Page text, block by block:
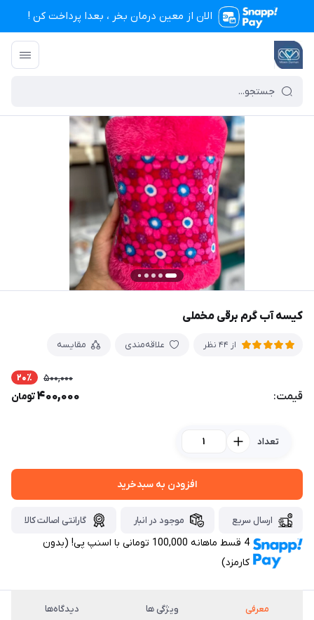
الان از معین درمان بخر ، بعدا پرداخت کن !
تجهیزات پزشکی معین درمان
کیسه آب گرم برقی مخملی
از 44 نظر علاقه‌مندی مقایسه
قیمت:
500,000 20٪
400,000تومان
تعداد
افزودن به سبدخرید
ارسال سریع موجود در انبار گارانتی اصالت کالا
4 قسط ماهانه 100,000 تومانی با اسنپ ‌پی! (بدون
کارمزد)
معرفی ویژگی ها دیدگاه‌ها